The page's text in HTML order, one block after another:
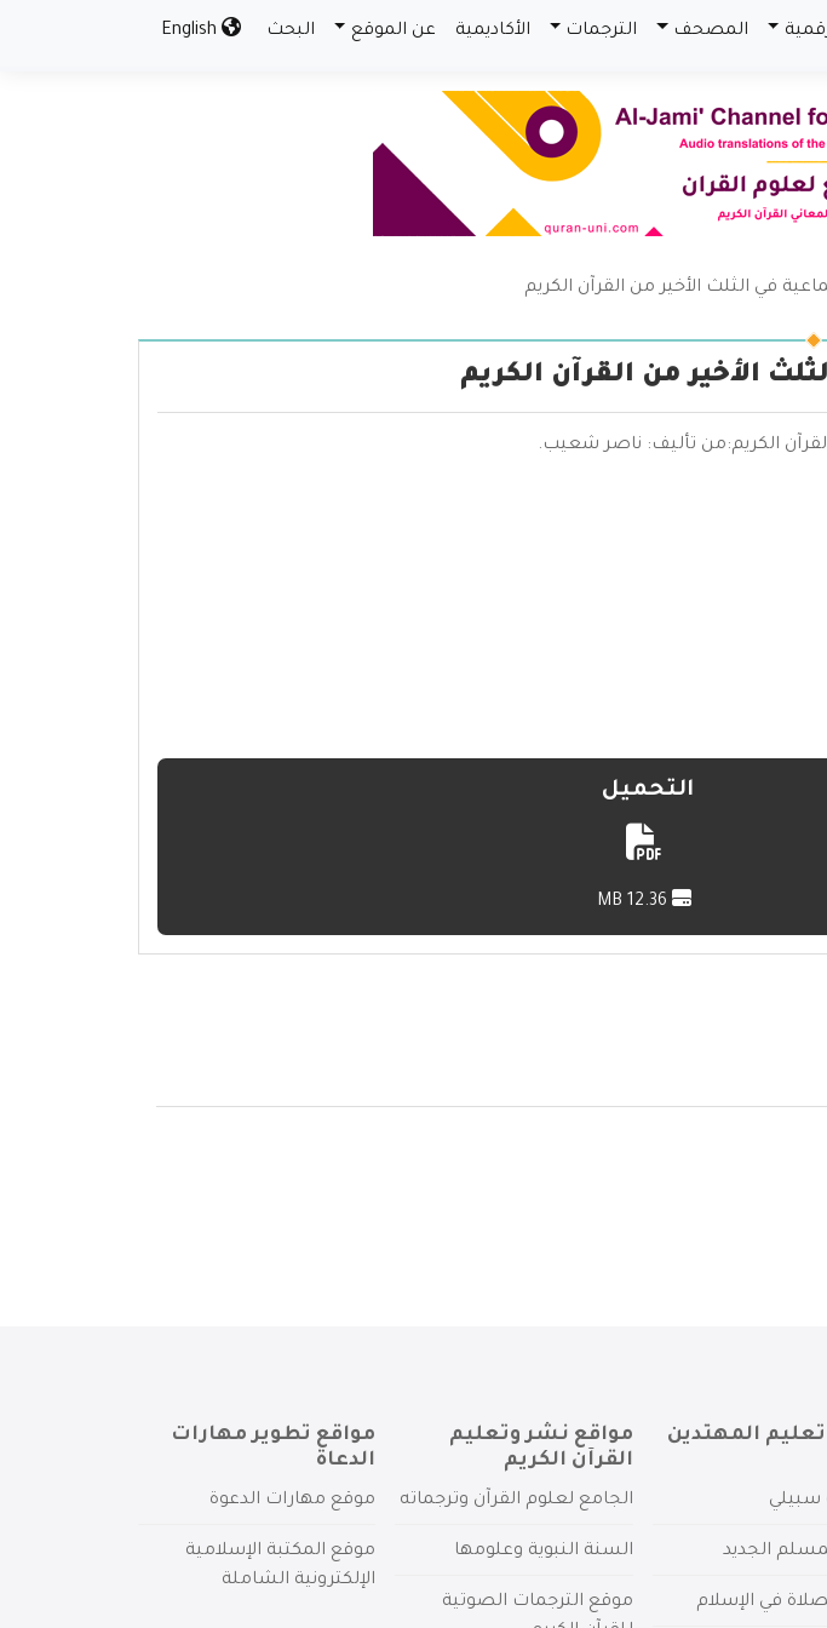
المصحف الترجمات الأكاديمية عن الموقع البحث
في الثلث الأخير من القرآن الكريم
الأخير من القرآن الكريم
الكريم:من تأليف: ناصر شعيب.
التحميل
المهتدين
سبيلي
الجديد
في الإسلام
مواقع نشر وتعليم
القرآن الكريم
الجامع لعلوم القرآن وترجماته
السنة النبوية وعلومها
موقع الترجمات الصوتية
مواقع تطوير مهارات
الدعاة
موقع مهارات الدعوة
موقع المكتبة الإسلامية
الإلكترونية الشاملة